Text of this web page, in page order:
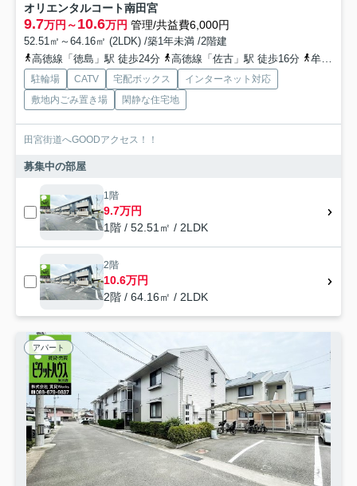
オリエンタルコート南田宮
9.7万円～10.6万円 管理/共益費6,000円
52.51㎡～64.16㎡ (2LDK) /築1年未満 /2階建
高徳線「徳島」駅 徒歩24分
高徳線「佐古」駅 徒歩16分 牟岐線「阿波富田」駅 徒歩43分
駐輪場 CATV 宅配ボックス
インターネット対応
敷地内ごみ置き場
閑静な住宅地
田宮街道へGOODアクセス！！
募集中の部屋
1階
9.7万円
1階 / 52.51㎡ / 2LDK
2階
10.6万円
2階 / 64.16㎡ / 2LDK
アパート